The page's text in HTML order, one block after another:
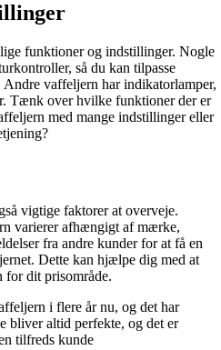
funktioner og indstillinger. Nogle
så du kan tilpasse
vaffeljern har indikatorlamper,
Tænk over hvilke funktioner der er
med mange indstillinger eller
vigtige faktorer at overveje.
varierer afhængigt af mærke,
fra andre kunder for at få en
Dette kan hjælpe dig med at
for dit prisområde.
i flere år nu, og det har
bliver altid perfekte, og det er
tilfreds kunde